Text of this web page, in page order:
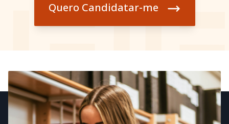
Quero Candidatar-me